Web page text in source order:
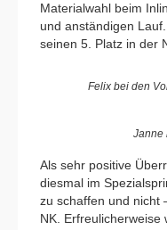
Materialwahl beim
und anständigen
seinen 5. Platz in der
Felix bei den
Janne
Als sehr positive
diesmal im
zu schaffen und nicht
NK. Erfreulicherweise